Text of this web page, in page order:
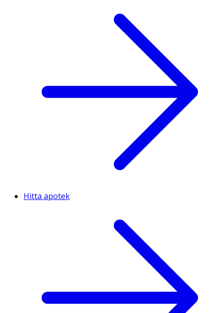
Hitta apotek